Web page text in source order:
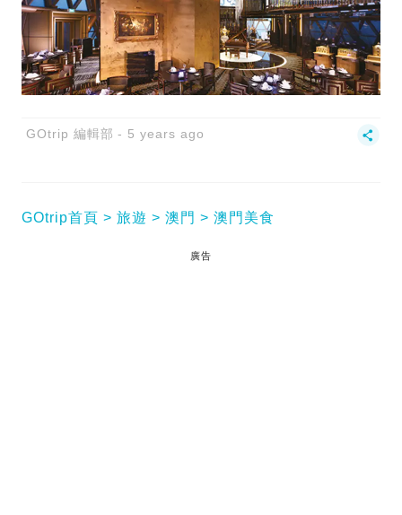
GOtrip 編輯部 5 years ago
GOtrip首頁 旅遊 澳門 澳門美食
廣告